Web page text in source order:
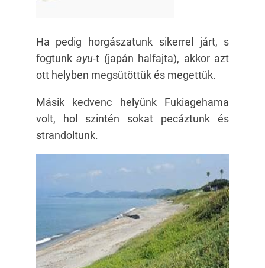
Ha pedig horgászatunk sikerrel járt, s
fogtunkayu-t (japán halfajta), akkor azt
ott helyben megsütöttük és megettük.
Másik kedvenc helyünk Fukiagehama
volt, hol szintén sokat pecáztunk és
strandoltunk.